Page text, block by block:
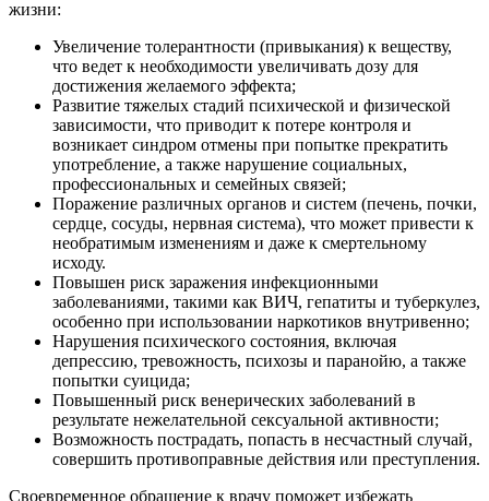
жизни:
Увеличение толерантности (привыкания) к веществу,
что ведет к необходимости увеличивать дозу для
достижения желаемого эффекта;
Развитие тяжелых стадий психической и физической
зависимости, что приводит к потере контроля и
возникает синдром отмены при попытке прекратить
употребление, а также нарушение социальных,
профессиональных и семейных связей;
Поражение различных органов и систем (печень, почки,
сердце, сосуды, нервная система), что может привести к
необратимым изменениям и даже к смертельному
исходу.
Повышен риск заражения инфекционными
заболеваниями, такими как ВИЧ, гепатиты и туберкулез,
особенно при использовании наркотиков внутривенно;
Нарушения психического состояния, включая
депрессию, тревожность, психозы и паранойю, а также
попытки суицида;
Повышенный риск венерических заболеваний в
результате нежелательной сексуальной активности;
Возможность пострадать, попасть в несчастный случай,
совершить противоправные действия или преступления.
Своевременное обращение к врачу поможет избежать